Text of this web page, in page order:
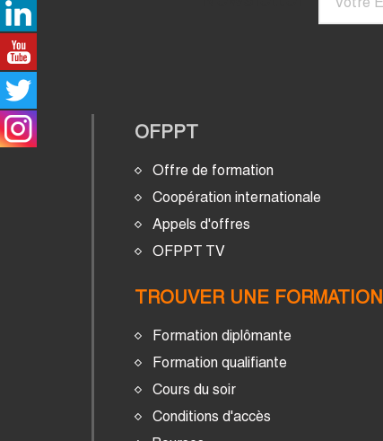
OFPPT
Offre de formation
Coopération internationale
Appels d'offres
OFPPT TV
TROUVER UNE FORMATION
Formation diplômante
Formation qualifiante
Cours du soir
Conditions d'accès